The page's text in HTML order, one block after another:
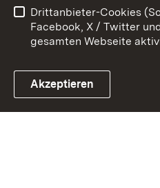
Link zum Landesportal
Impressum
Drittanbieter-Cookies
Facebook, X / Twitter
gesamten Webseite
Akzeptieren